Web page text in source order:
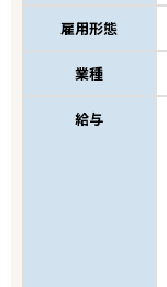
雇用形態
業種
給与